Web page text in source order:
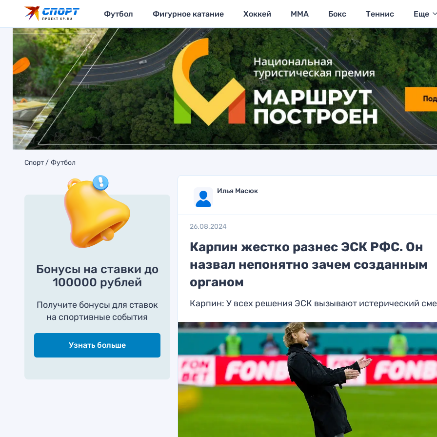
Футбол Фигурное катание Хоккей MMA Бокс Теннис Еще
Спорт Футбол
Бонусы на ставки до
100000 рублей
Получите бонусы для ставок
на спортивные события
Узнать больше
Илья Масюк
26.08.2024
Карпин жестко разнес ЭСК РФС. Он
назвал непонятно зачем созданным
органом
Карпин: У всех решения ЭСК вызывают истерический